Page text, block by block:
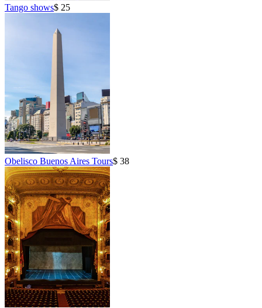
Tango shows$ 25
Obelisco Buenos Aires Tours$ 38